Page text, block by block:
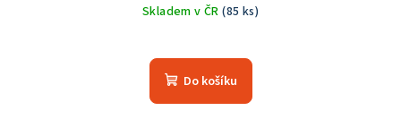
Skladem v ČR(85 ks)
Do košíku